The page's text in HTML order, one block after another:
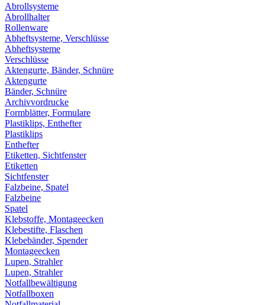
Abrollsysteme
Abrollhalter
Rollenware
Abheftsysteme, Verschlüsse
Abheftsysteme
Verschlüsse
Aktengurte, Bänder, Schnüre
Aktengurte
Bänder, Schnüre
Archivvordrucke
Formblätter, Formulare
Plastiklips, Enthefter
Plastiklips
Enthefter
Etiketten, Sichtfenster
Etiketten
Sichtfenster
Falzbeine, Spatel
Falzbeine
Spatel
Klebstoffe, Montageecken
Klebestifte, Flaschen
Klebebänder, Spender
Montageecken
Lupen, Strahler
Lupen, Strahler
Notfallbewältigung
Notfallboxen